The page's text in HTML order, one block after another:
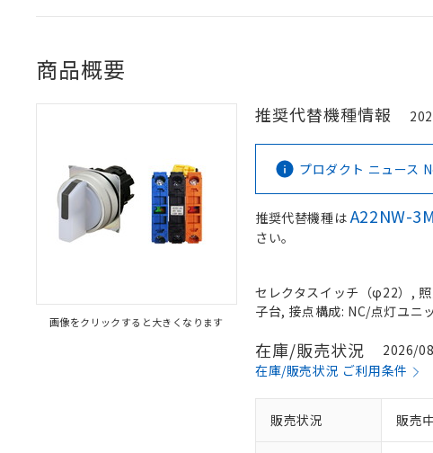
商品概要
画像をクリックすると大きくなります
推奨代替機種情報
プロダクト ニュース
推奨代替機種はA22NW-
さい。
セレクタスイッチ（φ22）,
子台, 接点構成: NC/点灯ユニ
在庫/販売状況
2026/
在庫/販売状況 ご利用条件
販売状況 販売